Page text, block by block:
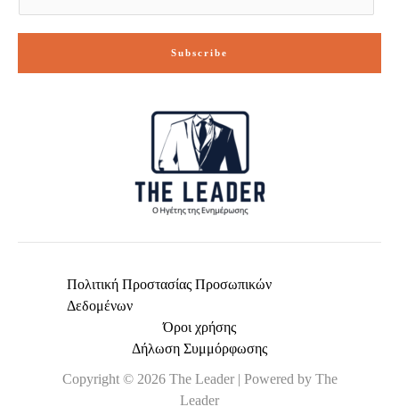
Subscribe
Πολιτική Προστασίας Προσωπικών
Δεδομένων
Όροι χρήσης
Δήλωση Συμμόρφωσης
Copyright © 2026 The Leader | Powered by The
Leader